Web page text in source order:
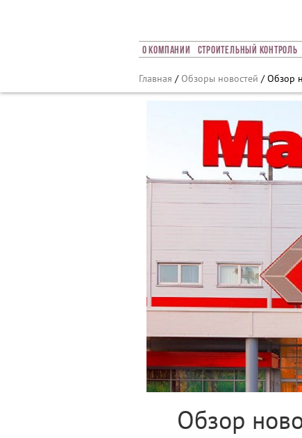
О Компании Строительный Контроль
Главная /Обзоры новостей / Обзор
Обзор